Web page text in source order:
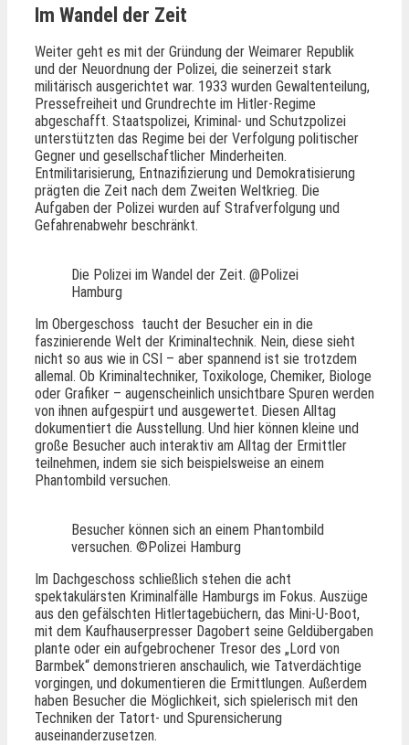
Im Wandel der Zeit
Weiter geht es mit der Gründung der Weimarer Republik
und der Neuordnung der Polizei, die seinerzeit stark
militärisch ausgerichtet war. 1933 wurden Gewaltenteilung,
Pressefreiheit und Grundrechte im Hitler-Regime
abgeschafft. Staatspolizei, Kriminal- und Schutzpolizei
unterstützten das Regime bei der Verfolgung politischer
Gegner und gesellschaftlicher Minderheiten.
Entmilitarisierung, Entnazifizierung und Demokratisierung
prägten die Zeit nach dem Zweiten Weltkrieg. Die
Aufgaben der Polizei wurden auf Strafverfolgung und
Gefahrenabwehr beschränkt.
Die Polizei im Wandel der Zeit. @Polizei
Hamburg
Im Obergeschoss taucht der Besucher ein in die
faszinierende Welt der Kriminaltechnik. Nein, diese sieht
nicht so aus wie in CSI – aber spannend ist sie trotzdem
allemal. Ob Kriminaltechniker, Toxikologe, Chemiker, Biologe
oder Grafiker – augenscheinlich unsichtbare Spuren werden
von ihnen aufgespürt und ausgewertet. Diesen Alltag
dokumentiert die Ausstellung. Und hier können kleine und
große Besucher auch interaktiv am Alltag der Ermittler
teilnehmen, indem sie sich beispielsweise an einem
Phantombild versuchen.
Besucher können sich an einem Phantombild
versuchen. ©Polizei Hamburg
Im Dachgeschoss schließlich stehen die acht
spektakulärsten Kriminalfälle Hamburgs im Fokus. Auszüge
aus den gefälschten Hitlertagebüchern, das Mini-U-Boot,
mit dem Kaufhauserpresser Dagobert seine Geldübergaben
plante oder ein aufgebrochener Tresor des „Lord von
Barmbek“ demonstrieren anschaulich, wie Tatverdächtige
vorgingen, und dokumentieren die Ermittlungen. Außerdem
haben Besucher die Möglichkeit, sich spielerisch mit den
Techniken der Tatort- und Spurensicherung
auseinanderzusetzen.